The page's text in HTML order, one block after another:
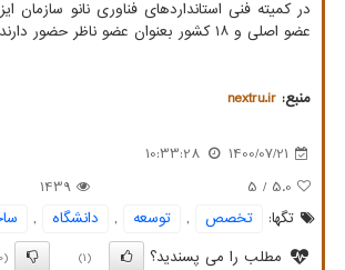
عضو اصلی و ۱۸ کشور بعنوان عضو ناظر حضور دارند.
منبع: nextru.ir
1400/07/21
10:33:28
5.0
/ 5
1439
تگها:
تخصص , توسعه , دانشگاه ,
مطلب را می پسندید؟
(1)
(0)